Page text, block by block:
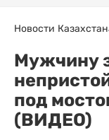
Новости
Мужчину
под
(ВИДЕО)